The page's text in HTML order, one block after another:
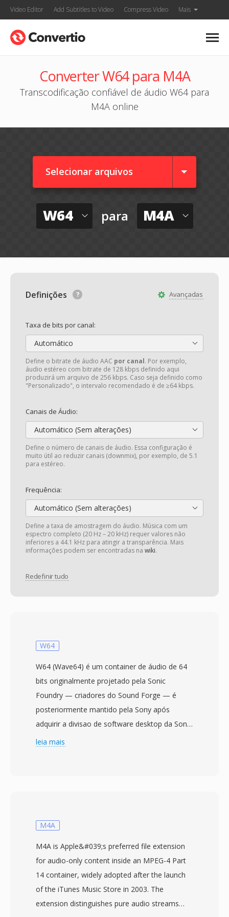
Video Editor Add Subtitles to Video Compress Video Mais
Converter W64 para M4A
Transcodificação confiável de áudio W64 para
M4A online
Selecionar arquivos
W64 para M4A
Avançadas
Definições
Taxa de bits por canal:
Automático
Define o bitrate de áudio AAC por canal. Por exemplo,
áudio estéreo com bitrate de 128 kbps definido aqui
produzirá um arquivo de 256 kbps. Caso seja definido como
"Personalizado", o intervalo recomendado é de ≥64 kbps.
Canais de Áudio:
Automático (Sem alterações)
Define o número de canais de áudio. Essa configuração é
muito útil ao reduzir canais (downmix), por exemplo, de 5.1
para estéreo.
Frequência:
Automático (Sem alterações)
Define a taxa de amostragem do áudio. Música com um
espectro completo (20 Hz – 20 kHz) requer valores não
inferiores a 44.1 kHz para atingir a transparência. Mais
informações podem ser encontradas na wiki.
Redefinir tudo
W64
W64 (Wave64) é um container de áudio de 64
bits originalmente projetado pela Sonic
Foundry — criadores do Sound Forge — é
posteriormente mantido pela Sony após
adquirir a divisao de software desktop da Sonic
Foundry em 2003. O formato aborda
producoes com altas taxas de amostragem. O
de bloco é campos de tamanho para 64 bits,
usando GUIDs em vez de codigos de quatro
caracteres. Essa mudança estrutural permite
em exabytes, removendo efetivamente
leia mais
M4A
M4A is Apple&#039;s preferred file extension
for audio-only content inside an MPEG-4 Part
14 container, widely adopted after the launch
of the iTunes Music Store in 2003. The
extension distinguishes pure audio streams